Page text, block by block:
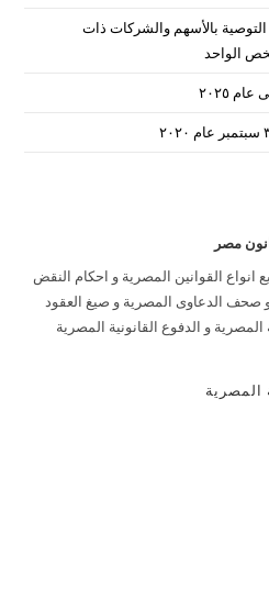
بالأسهم والشركات ذات
الواحد
٢٠٢٥
مصر
انواع القوانين المصرية و احكام النقض
صحف الدعاوى المصرية و صيغ العقود
و الدفوع القانونية المصرية
المصرية